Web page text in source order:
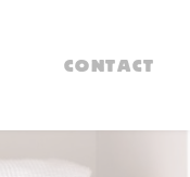
CONTACT